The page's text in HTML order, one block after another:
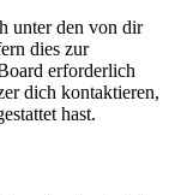
unter den von dir
dies zur
erforderlich
dich kontaktieren,
hast.